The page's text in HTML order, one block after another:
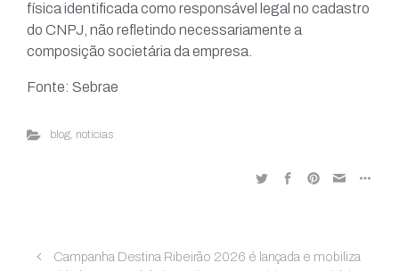
física identificada como responsável legal no cadastro
do CNPJ, não refletindo necessariamente a
composição societária da empresa.
Fonte: Sebrae
blog, noticias
Campanha Destina Ribeirão 2026 é lançada e mobiliza